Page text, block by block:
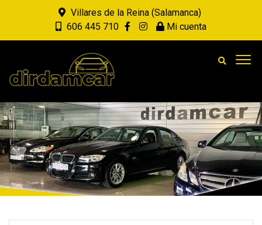
Villares de la Reina (Salamanca)
606 445 710
Mi cuenta